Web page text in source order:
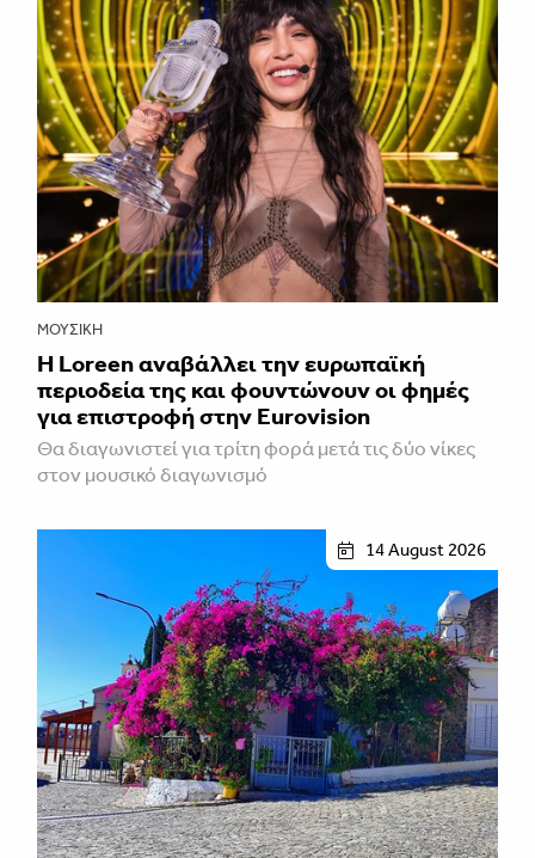
ΜΟΥΣΙΚΉ
Η Loreen αναβάλλει την ευρωπαϊκή
περιοδεία της και φουντώνουν οι φημές
για επιστροφή στην Eurovision
Θα διαγωνιστεί για τρίτη φορά μετά τις δύο νίκες
στον μουσικό διαγωνισμό
14 August 2026